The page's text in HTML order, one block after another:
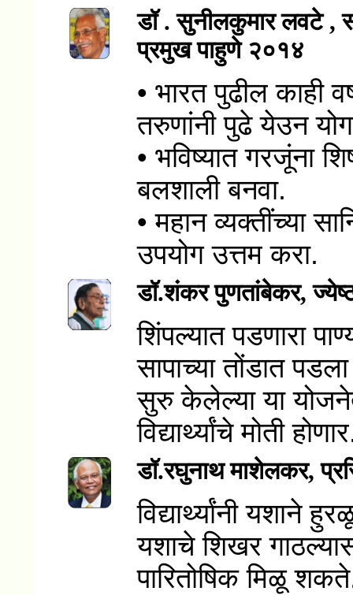
डॉ . सुनीलकुमार लवटे ,
प्रमुख पाहुणे २०१४
• भारत पुढील काही
तरुणांनी पुढे येउन
• भविष्यात गरजूंना
बलशाली बनवा.
• महान व्यक्तींच्या
उपयोग उत्तम करा.
डॉ.शंकर पुणतांबेकर,
शिंपल्यात पडणारा
सापाच्या तोंडात
सुरु केलेल्या या
विद्यार्थ्यांचे मोती
डॉ.रघुनाथ माशेलकर,
विद्यार्थ्यांनी यशाने
यशाचे शिखर
पारितोषिक मिळू